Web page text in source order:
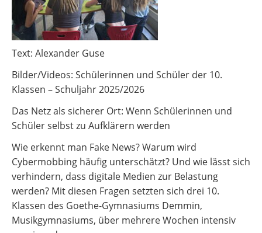
Text: Alexander Guse
Bilder/Videos: Schülerinnen und Schüler der 10.
Klassen – Schuljahr 2025/2026
Das Netz als sicherer Ort: Wenn Schülerinnen und
Schüler selbst zu Aufklärern werden
Wie erkennt man Fake News? Warum wird
Cybermobbing häufig unterschätzt? Und wie lässt sich
verhindern, dass digitale Medien zur Belastung
werden? Mit diesen Fragen setzten sich drei 10.
Klassen des Goethe-Gymnasiums Demmin,
Musikgymnasiums, über mehrere Wochen intensiv